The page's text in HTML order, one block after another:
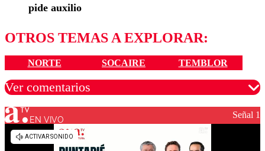
pide auxilio
OTROS TEMAS A EXPLORAR:
NORTE SOCAIRE TEMBLOR
Ver comentarios
Los comentarios son moderados para garantizar un
EN VIVO Señal 1